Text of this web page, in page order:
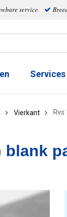
service
Services
Vierkant
blank